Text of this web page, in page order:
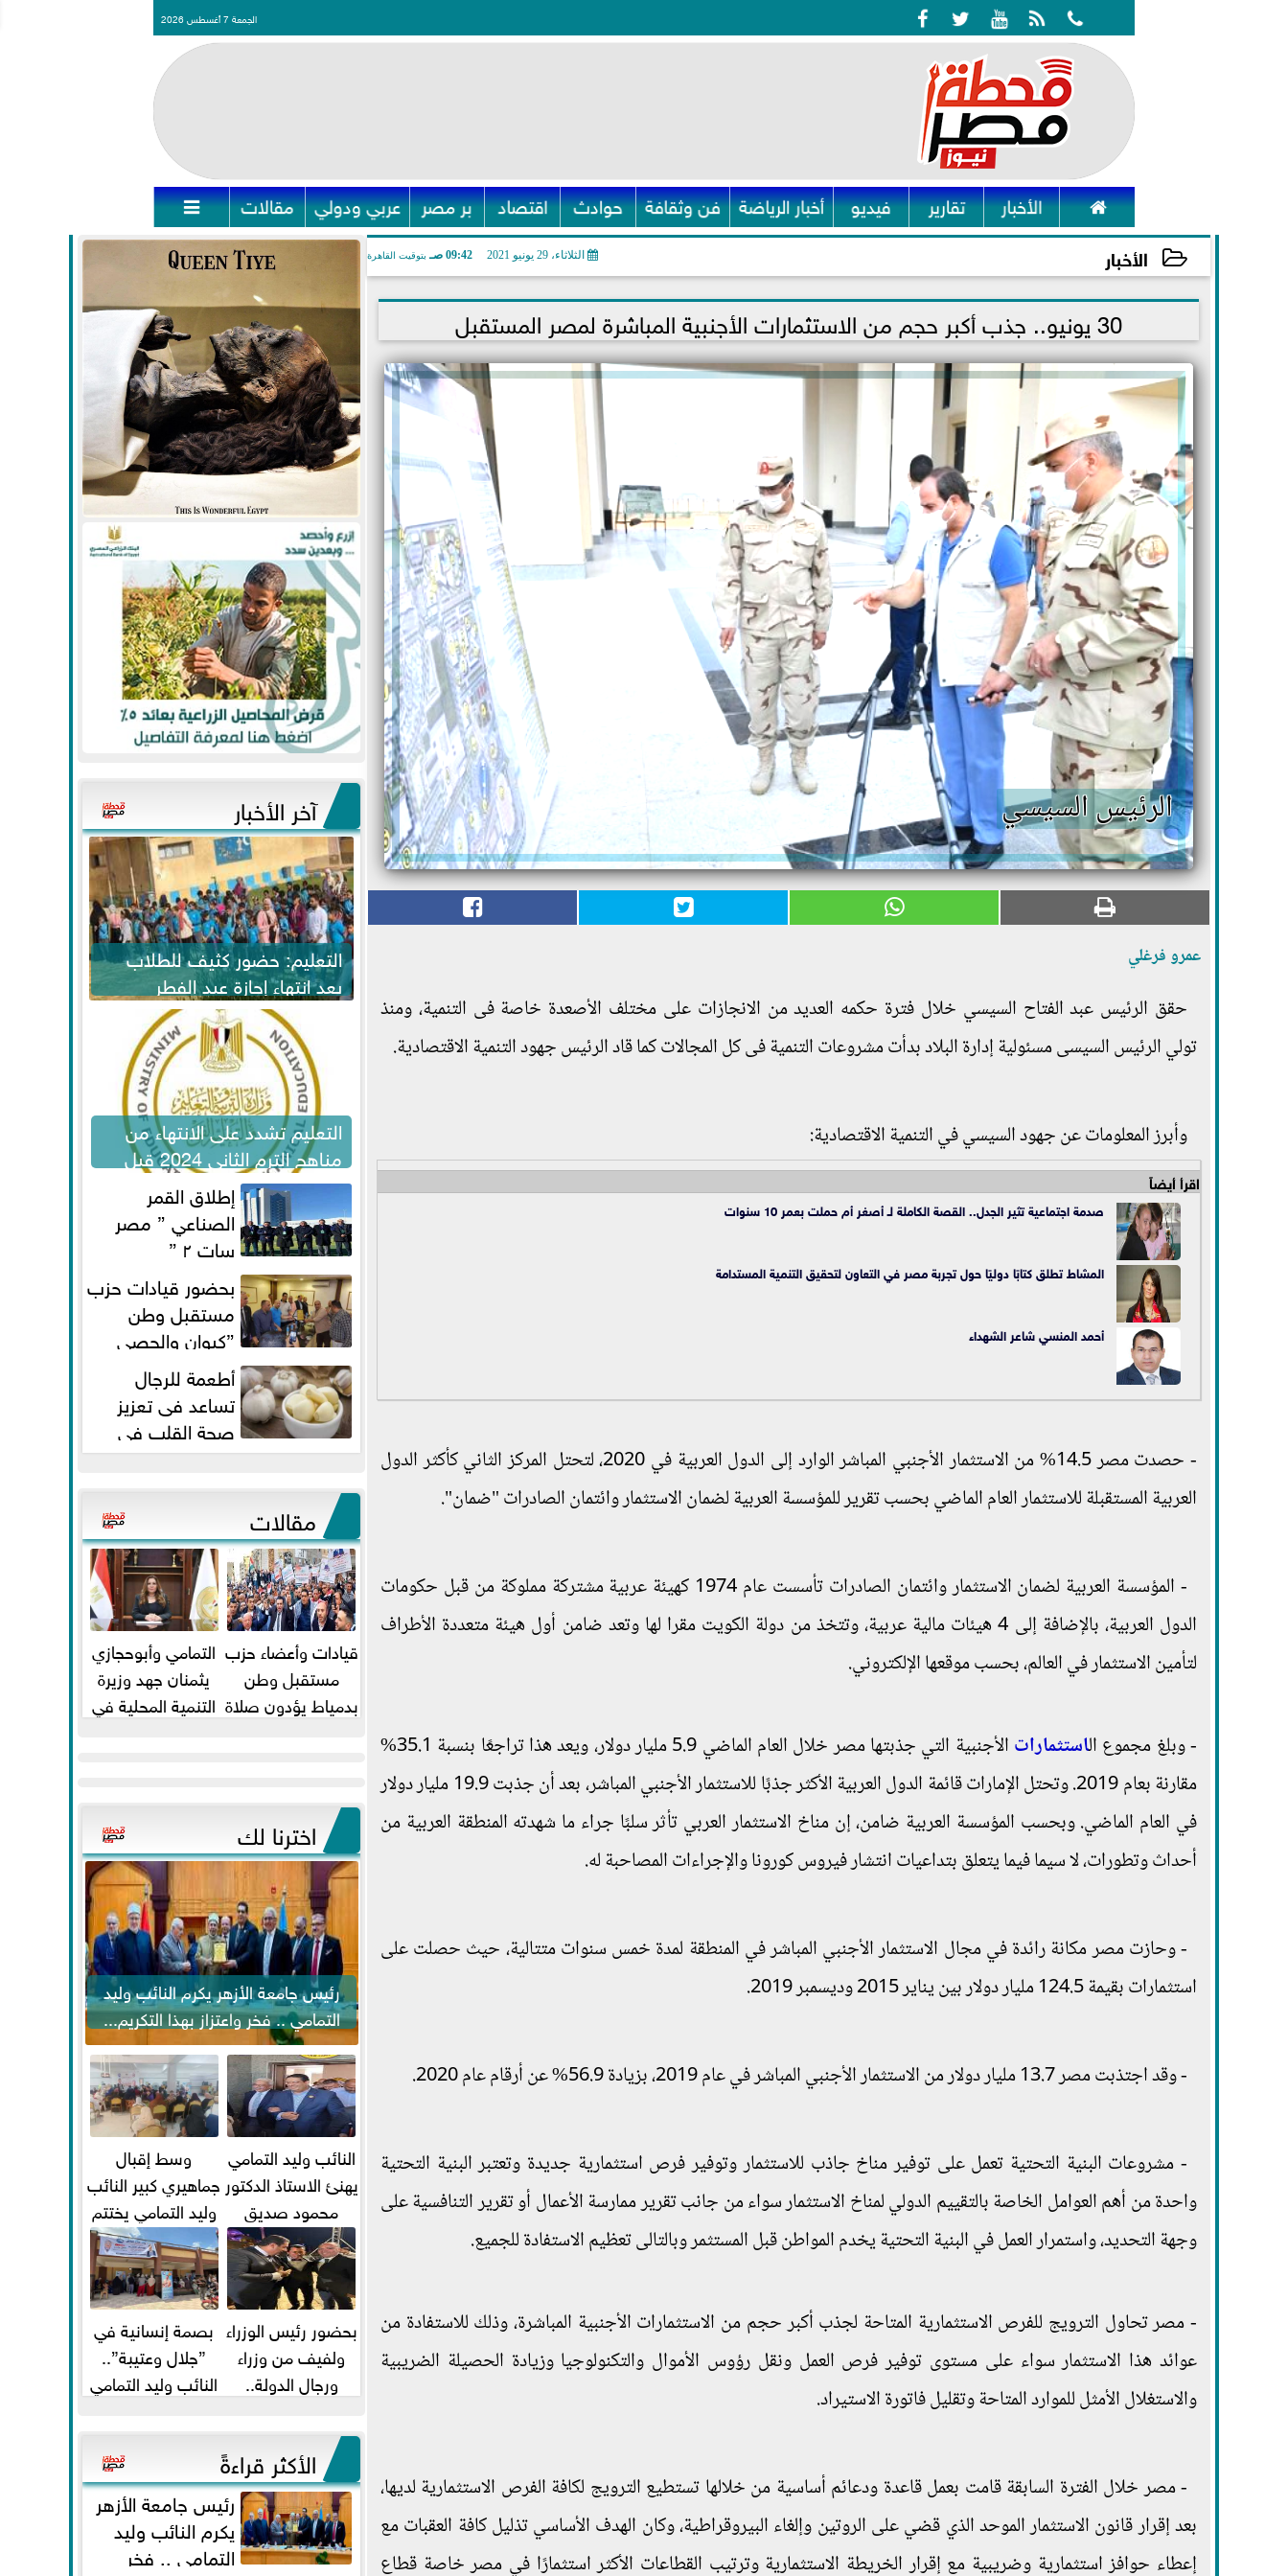
     الجمعة 7 أغسطس 2026
 الأخبار تقارير فيديو أخبار الرياضة فن وثقافة حوادث اقتصاد بر مصر عربي ودولي مقالات 
الأخبار الثلاثاء، 29 يونيو 2021 09:42 صـ بتوقيت القاهرة
2021-06-29 09:42:14 30 يونيو.. جذب أكبر حجم من الاستثمارات الأجنبية المباشرة لمصر المستقبل
الرئيس السيسي
عمرو فرغلي
حقق الرئيس عبد الفتاح السيسي خلال فترة حكمه العديد من الانجازات على مختلف الأصعدة خاصة فى التنمية، ومنذ
تولي الرئيس السيسى مسئولية إدارة البلاد بدأت مشروعات التنمية فى كل المجالات كما قاد الرئيس جهود التنمية الاقتصادية.
وأبرز المعلومات عن جهود السيسي في التنمية الاقتصادية:
اقرأ أيضاً
صدمة اجتماعية تثير الجدل.. القصة الكاملة لـ أصغر أم حملت بعمر 10 سنوات
المشاط تطلق كتابًا دوليًا حول تجربة مصر في التعاون لتحقيق التنمية المستدامة
أحمد المنسي شاعر الشهداء
- حصدت مصر 14.5% من الاستثمار الأجنبي المباشر الوارد إلى الدول العربية في 2020، لتحتل المركز الثاني كأكثر الدول
العربية المستقبلة للاستثمار العام الماضي بحسب تقرير للمؤسسة العربية لضمان الاستثمار وائتمان الصادرات "ضمان".
- المؤسسة العربية لضمان الاستثمار وائتمان الصادرات تأسست عام 1974 كهيئة عربية مشتركة مملوكة من قبل حكومات
الدول العربية، بالإضافة إلى 4 هيئات مالية عربية، وتتخذ من دولة الكويت مقرا لها وتعد ضامن أول هيئة متعددة الأطراف
لتأمين الاستثمار في العالم، بحسب موقعها الإلكتروني.
- وبلغ مجموع الاستثمارات
الأجنبية التي جذبتها مصر خلال العام الماضي 5.9 مليار دولار، ويعد هذا تراجعًا بنسبة 35.1%
مقارنة بعام 2019. وتحتل الإمارات قائمة الدول العربية الأكثر جذبًا للاستثمار الأجنبي المباشر، بعد أن جذبت 19.9 مليار دولار
في العام الماضي. وبحسب المؤسسة العربية ضامن، إن مناخ الاستثمار العربي تأثر سلبًا جراء ما شهدته المنطقة العربية من
أحداث وتطورات، لا سيما فيما يتعلق بتداعيات انتشار فيروس كورونا والإجراءات المصاحبة له.
- وحازت مصر مكانة رائدة في مجال الاستثمار الأجنبي المباشر في المنطقة لمدة خمس سنوات متتالية، حيث حصلت على
استثمارات بقيمة 124.5 مليار دولار بين يناير 2015 وديسمبر 2019.
- وقد اجتذبت مصر 13.7 مليار دولار من الاستثمار الأجنبي المباشر في عام 2019، بزيادة 56.9% عن أرقام عام 2020.
- مشروعات البنية التحتية تعمل على توفير مناخ جاذب للاستثمار وتوفير فرص استثمارية جديدة وتعتبر البنية التحتية
واحدة من أهم العوامل الخاصة بالتقييم الدولي لمناخ الاستثمار سواء من جانب تقرير ممارسة الأعمال أو تقرير التنافسية على
وجهة التحديد، واستمرار العمل في البنية التحتية يخدم المواطن قبل المستثمر وبالتالى تعظيم الاستفادة للجميع.
- مصر تحاول الترويج للفرص الاستثمارية المتاحة لجذب أكبر حجم من الاستثمارات الأجنبية المباشرة، وذلك للاستفادة من
عوائد هذا الاستثمار سواء على مستوى توفير فرص العمل ونقل رؤوس الأموال والتكنولوجيا وزيادة الحصيلة الضريبية
والاستغلال الأمثل للموارد المتاحة وتقليل فاتورة الاستيراد.
- مصر خلال الفترة السابقة قامت بعمل قاعدة ودعائم أساسية من خلالها تستطيع الترويج لكافة الفرص الاستثمارية لديها،
بعد إقرار قانون الاستثمار الموحد الذي قضي على الروتين وإلغاء البيروقراطية، وكان الهدف الأساسي تذليل كافة العقبات مع
إعطاء حوافز استثمارية وضريبية مع إقرار الخريطة الاستثمارية وترتيب القطاعات الأكثر استثمارًا في مصر خاصة قطاع
آخر الأخبار
التعليم: حضور كثيف للطلاب
بعد انتهاء إجازة عيد الفطر
لاستكمال المناهج
التعليم تشدد على الانتهاء من
مناهج الترم الثاني 2024 قبل
الامتحانات
إطلاق القمر
الصناعي ” مصر
سات ٢ ”
بحضور قيادات حزب
مستقبل وطن
”كيوان والحصي
والتمامي وابوحجازي وعيسي” أمانه
كفر...
أطعمة للرجال
تساعد فى تعزيز
صحة القلب فى
سن الأربعين
مقالات
قيادات وأعضاء حزب
مستقبل وطن
بدمياط يؤدون صلاة
التمامي وأبوحجازي
يثمنان جهد وزيرة
التنمية المحلية في
اخترنا لك
رئيس جامعة الأزهر يكرم النائب وليد
التمامي .. فخر واعتزاز بهذا التكريم...
النائب وليد التمامي
يهنئ الاستاذ الدكتور
محمود صديق
تكليفة قائم باعمال
...
وسط إقبال
جماهيري كبير النائب
وليد التمامي يختتم
أضخم قافلة طبية
مجانية...
بحضور رئيس الوزراء
ولفيف من وزراء
ورجال الدولة..
ومحمد...
بصمة إنسانية في
”جلال وعتيبة”..
النائب وليد التمامي
شيحة يداويان...
الأكثر قراءةً
رئيس جامعة الأزهر
يكرم النائب وليد
التمامي .. فخر